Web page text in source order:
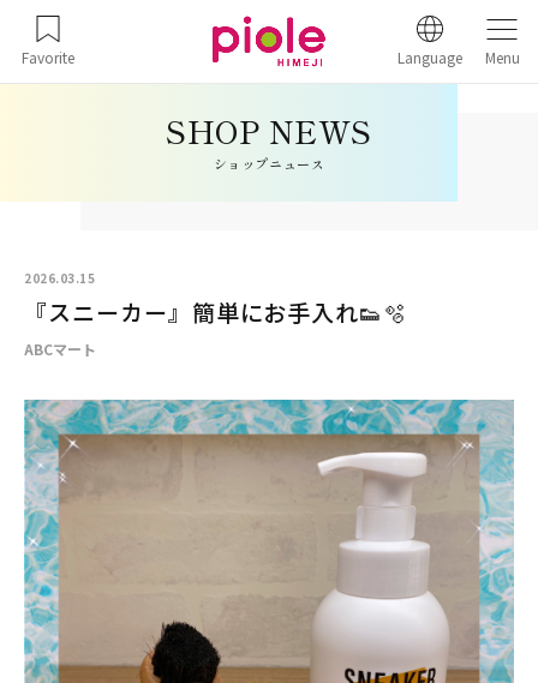
Favorite Language Menu
ショップニュース
2026.03.15
『スニーカー』簡単にお手入れ👟🫧
ABCマート